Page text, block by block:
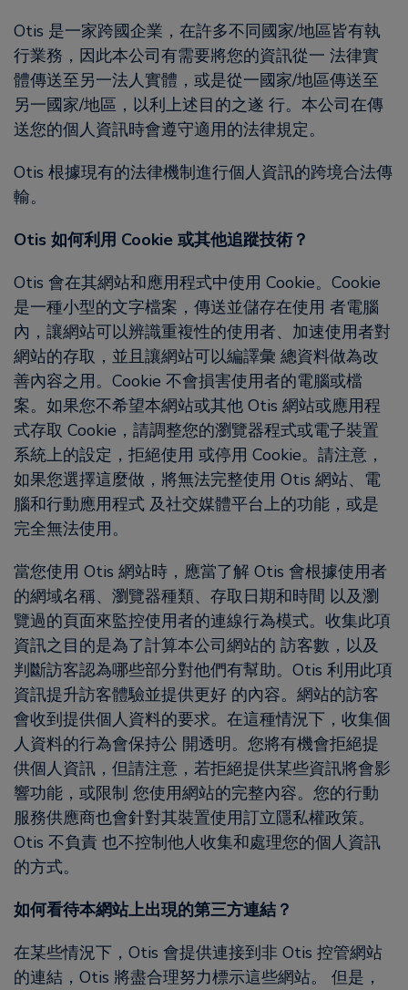
Otis 是一家跨國企業，在許多不同國家/地區皆有執
行業務，因此本公司有需要將您的資訊從一 法律實
體傳送至另一法人實體，或是從一國家/地區傳送至
另一國家/地區，以利上述目的之遂 行。本公司在傳
送您的個人資訊時會遵守適用的法律規定。
Otis 根據現有的法律機制進行個人資訊的跨境合法傳
輸。
Otis 如何利用 Cookie 或其他追蹤技術？
Otis 會在其網站和應用程式中使用 Cookie。Cookie
是一種小型的文字檔案，傳送並儲存在使用 者電腦
內，讓網站可以辨識重複性的使用者、加速使用者對
網站的存取，並且讓網站可以編譯彙 總資料做為改
善內容之用。Cookie 不會損害使用者的電腦或檔
案。如果您不希望本網站或其他 Otis 網站或應用程
式存取 Cookie，請調整您的瀏覽器程式或電子裝置
系統上的設定，拒絕使用 或停用 Cookie。請注意，
如果您選擇這麼做，將無法完整使用 Otis 網站、電
腦和行動應用程式 及社交媒體平台上的功能，或是
完全無法使用。
當您使用 Otis 網站時，應當了解 Otis 會根據使用者
的網域名稱、瀏覽器種類、存取日期和時間 以及瀏
覽過的頁面來監控使用者的連線行為模式。收集此項
資訊之目的是為了計算本公司網站的 訪客數，以及
判斷訪客認為哪些部分對他們有幫助。Otis 利用此項
資訊提升訪客體驗並提供更好 的內容。網站的訪客
會收到提供個人資料的要求。在這種情況下，收集個
人資料的行為會保持公 開透明。您將有機會拒絕提
供個人資訊，但請注意，若拒絕提供某些資訊將會影
響功能，或限制 您使用網站的完整內容。您的行動
服務供應商也會針對其裝置使用訂立隱私權政策。
Otis 不負責 也不控制他人收集和處理您的個人資訊
的方式。
如何看待本網站上出現的第三方連結？
在某些情況下，Otis 會提供連接到非 Otis 控管網站
的連結，Otis 將盡合理努力標示這些網站。 但是，